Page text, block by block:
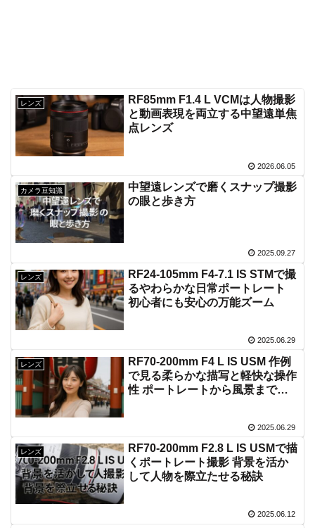
レンズ
RF85mm F1.4 L VCMは人物撮影
と動画表現を両立する中望遠単焦
点レンズ
2026.06.05
カメラ豆知識
中望遠レンズで磨くスナップ撮影
の眼と歩き方
2025.09.27
レンズ
RF24-105mm F4-7.1 IS STMで撮
るやわらかな日常ポートレート
初心者にも安心の万能ズーム
2025.06.29
レンズ
RF70-200mm F4 L IS USM 作例
で見る柔らかな描写と軽快な操作
性 ポートレートから風景まで活
2025.06.29
レンズ
RF70-200mm F2.8 L IS USMで描
くポートレート撮影 背景を活か
して人物を際立たせる秘訣
2025.06.12